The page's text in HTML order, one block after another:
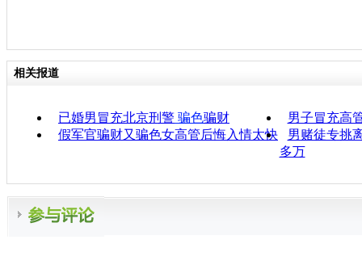
相关报道
已婚男冒充北京刑警 骗色骗财
男子冒充高
假军官骗财又骗色女高管后悔入情太快
男赌徒专挑
多万